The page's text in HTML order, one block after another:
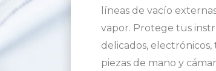
líneas de vacío
vapor. Protege tus
delicados,
piezas de mano y